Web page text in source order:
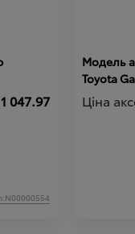
1 047.97
Модель
Toyota
Model
Ціна